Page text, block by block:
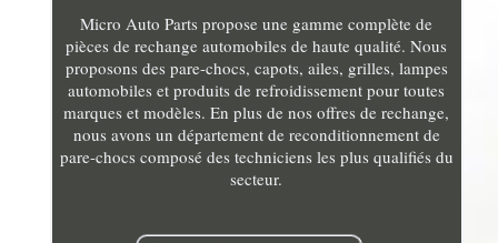
Micro Auto Parts propose une gamme complète de
pièces de rechange automobiles de haute qualité. Nous
proposons des pare-chocs, capots, ailes, grilles, lampes
automobiles et produits de refroidissement pour toutes
marques et modèles. En plus de nos offres de rechange,
nous avons un département de reconditionnement de
pare-chocs composé des techniciens les plus qualifiés du
secteur.